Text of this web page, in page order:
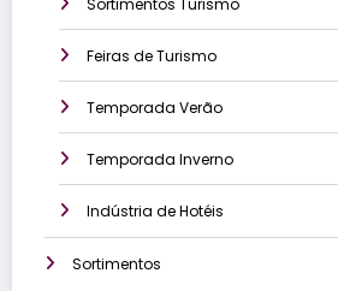
Sortimentos Turismo
Feiras de Turismo
Temporada Verão
Temporada Inverno
Indústria de Hotéis
Sortimentos